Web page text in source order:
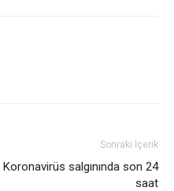
Sonraki İçerik
Koronavirüs salgınında son 24
saat